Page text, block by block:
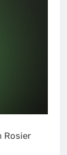
Rosier